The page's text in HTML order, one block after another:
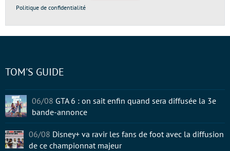
Politique de confidentialité
TOM'S GUIDE
06/08 GTA 6 : on sait enfin quand sera diffusée la 3e
bande-annonce
06/08 Disney+ va ravir les fans de foot avec la diffusion
de ce championnat majeur